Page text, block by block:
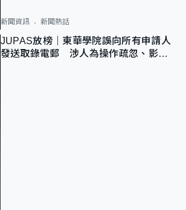
新聞資訊 新聞熱話
JUPAS放榜｜東華學院誤向所有申請人
發送取錄電郵 涉人為操作疏忽、影響